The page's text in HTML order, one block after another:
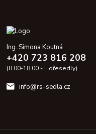
Ing. Simona Koutná
+420 723 816 208
(8.00-18.00 - Hořesedly)
info@rs-sedla.cz